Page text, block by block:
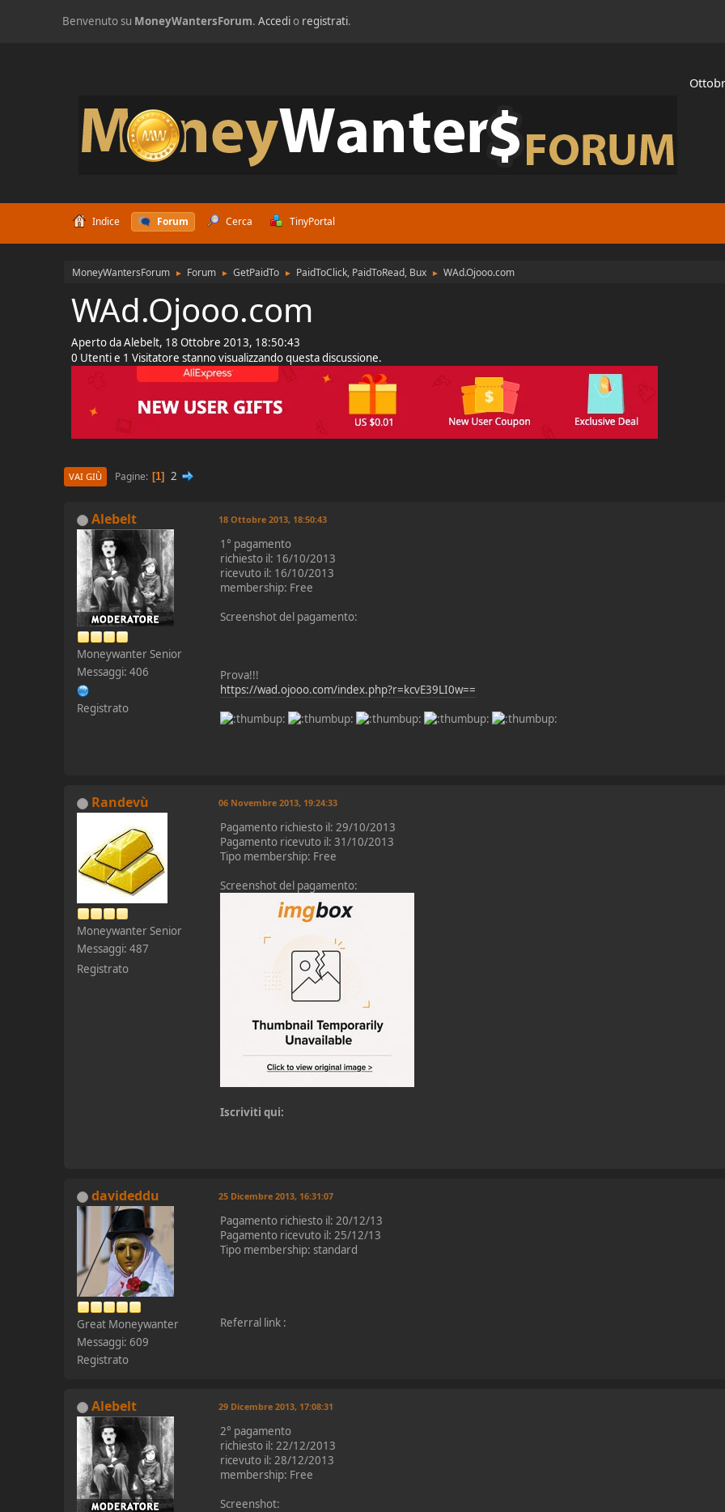
Benvenuto su MoneyWantersForum.Accedio registrati.
Indice Forum Cerca TinyPortal
MoneyWantersForum ► Forum ► GetPaidTo ► PaidToClick, PaidToRead, Bux ► WAd.Ojooo.com
WAd.Ojooo.com
Aperto da Alebelt, 18 Ottobre 2013, 18:50:43
0 Utenti e 1 Visitatore stanno visualizzando questa discussione.
VAI GIÙ Pagine 1 2
Alebelt
Moneywanter Senior
Messaggi: 406
Registrato
18 Ottobre 2013, 18:50:43
1° pagamento
richiesto il: 16/10/2013
ricevuto il: 16/10/2013
membership: Free
Screenshot del pagamento:
Prova!!!
https://wad.ojooo.com/index.php?r=kcvE39LI0w==
Randevù
Moneywanter Senior
Messaggi: 487
Registrato
06 Novembre 2013, 19:24:33
Pagamento richiesto il: 29/10/2013
Pagamento ricevuto il: 31/10/2013
Tipo membership: Free
Screenshot del pagamento:
Iscriviti qui:
davideddu
Great Moneywanter
Messaggi: 609
Registrato
25 Dicembre 2013, 16:31:07
Pagamento richiesto il: 20/12/13
Pagamento ricevuto il: 25/12/13
Tipo membership: standard
Referral link :
Alebelt 29 Dicembre 2013, 17:08:31
2° pagamento
richiesto il: 22/12/2013
ricevuto il: 28/12/2013
membership: Free
Screenshot: